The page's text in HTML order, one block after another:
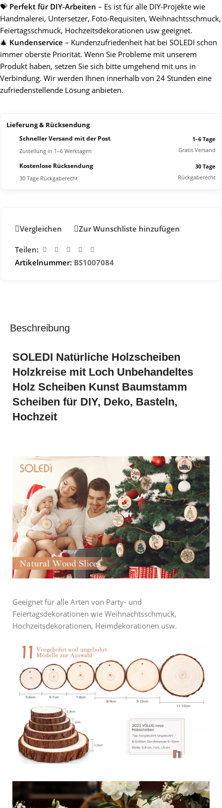
💝 Perfekt für DIY-Arbeiten – Es ist für alle DIY-Projekte wie
Handmalerei, Untersetzer, Foto-Requisiten, Weihnachtsschmuck,
Feiertagsschmuck, Hochzeitsdekorationen usw geeignet.
🎄 Kundenservice – Kundenzufriedenheit hat bei SOLEDI schon
immer oberste Priorität. Wenn Sie Probleme mit unserem
Produkt haben, setzen Sie sich bitte umgehend mit uns in
Verbindung. Wir werden Ihnen innerhalb von 24 Stunden eine
zufriedenstellende Lösung anbieten.
Lieferung & Rücksendung
Schneller Versand mit der Post
Zustellung in 1–6 Werktagen
1–6 Tage
Gratis Versand
Kostenlose Rücksendung
30 Tage Rückgaberecht
30 Tage
Rückgaberecht
Vergleichen Zur Wunschliste hinzufügen
Teilen:
Artikelnummer: BS1007084
Beschreibung
SOLEDI Natürliche Holzscheiben
Holzkreise mit Loch Unbehandeltes
Holz Scheiben Kunst Baumstamm
Scheiben für DIY, Deko, Basteln,
Hochzeit
Geeignet für alle Arten von Party- und
Feiertagsdekorationen wie Weihnachtsschmuck,
Hochzeitsdekorationen, Heimdekorationen usw.